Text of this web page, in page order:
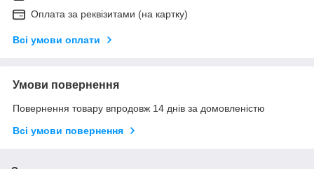
Оплата за реквізитами (на картку)
Всі умови оплати
Умови повернення
Повернення товару впродовж 14 днів за домовленістю
Всі умови повернення